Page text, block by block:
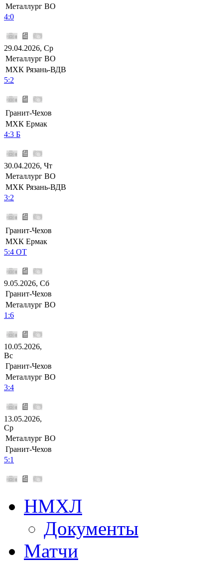
Металлург ВО
4:0
29.04.2026, Ср
Металлург ВО
МХК Рязань-ВДВ
5:2
Гранит-Чехов
МХК Ермак
4:3 Б
30.04.2026, Чт
Металлург ВО
МХК Рязань-ВДВ
3:2
Гранит-Чехов
МХК Ермак
5:4 ОТ
9.05.2026, Сб
Гранит-Чехов
Металлург ВО
1:6
10.05.2026,
Вс
Гранит-Чехов
Металлург ВО
3:4
13.05.2026,
Ср
Металлург ВО
Гранит-Чехов
5:1
НМХЛ
Документы
Матчи